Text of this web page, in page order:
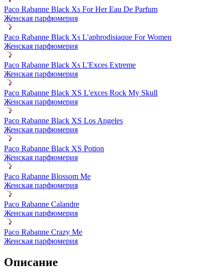
Paco Rabanne Black Xs For Her Eau De Parfum
Женская парфюмерия
Paco Rabanne Black Xs L'aphrodisiaque For Women
Женская парфюмерия
Paco Rabanne Black Xs L'Exces Extreme
Женская парфюмерия
Paco Rabanne Black XS L'exces Rock My Skull
Женская парфюмерия
Paco Rabanne Black XS Los Angeles
Женская парфюмерия
Paco Rabanne Black XS Potion
Женская парфюмерия
Paco Rabanne Blossom Me
Женская парфюмерия
Paco Rabanne Calandre
Женская парфюмерия
Paco Rabanne Crazy Me
Женская парфюмерия
Описание